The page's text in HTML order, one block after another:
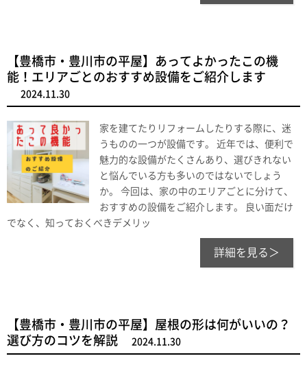
【豊橋市・豊川市の平屋】あってよかったこの機
能！エリアごとのおすすめ設備をご紹介します
2024.11.30
家を建てたりリフォームしたりする際に、迷
うものの一つが設備です。 近年では、便利で
魅力的な設備がたくさんあり、選びきれない
と悩んでいる方も多いのではないでしょう
か。 今回は、家の中のエリアごとに分けて、
おすすめの設備をご紹介します。 良い面だけ
でなく、知っておくべきデメリッ
詳細を見る＞
【豊橋市・豊川市の平屋】屋根の形は何がいいの？
選び方のコツを解説
2024.11.30